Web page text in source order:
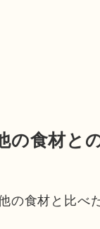
の食材と
食材と比べ